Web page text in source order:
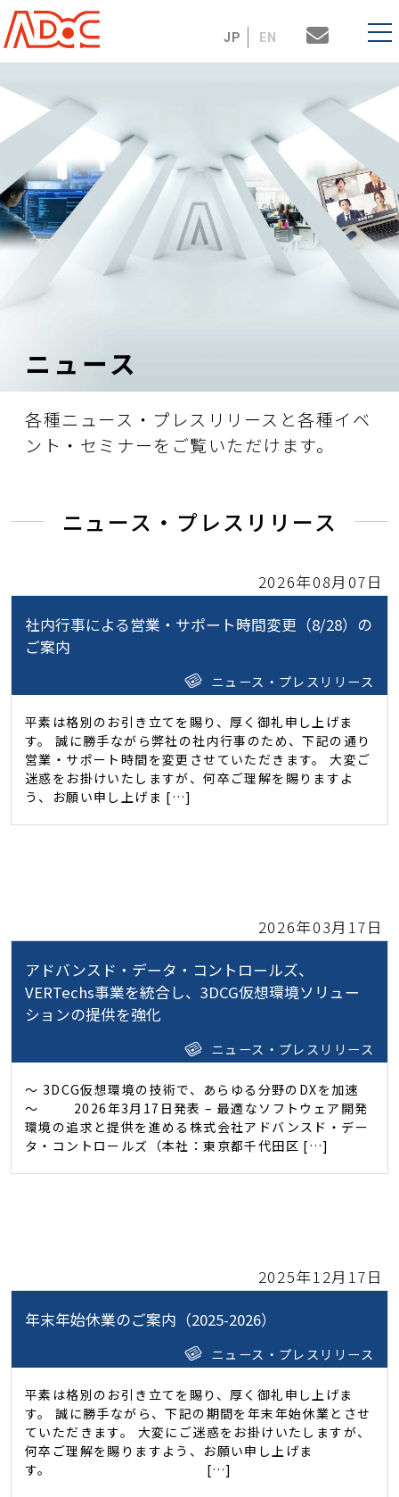
JP EN
ニュース
各種ニュース・プレスリリースと各種イベ
ント・セミナーをご覧いただけます。
ニュース・プレスリリース
2026年08月07日
社内行事による営業・サポート時間変更（8/28）の
ご案内
ニュース・プレスリリース
平素は格別のお引き立てを賜り、厚く御礼申し上げま
す。 誠に勝手ながら弊社の社内行事のため、下記の通り
営業・サポート時間を変更させていただきます。 大変ご
迷惑をお掛けいたしますが、何卒ご理解を賜りますよ
う、お願い申し上げま […]
2026年03月17日
アドバンスド・データ・コントロールズ、
VERTechs事業を統合し、3DCG仮想環境ソリュー
ションの提供を強化
ニュース・プレスリリース
～ 3DCG仮想環境の技術で、あらゆる分野のDXを加速
～ 2026年3月17日発表 – 最適なソフトウェア開発
環境の追求と提供を進める株式会社アドバンスド・デー
タ・コントロールズ（本社：東京都千代田区 […]
2025年12月17日
年末年始休業のご案内（2025-2026）
ニュース・プレスリリース
平素は格別のお引き立てを賜り、厚く御礼申し上げま
す。 誠に勝手ながら、下記の期間を年末年始休業とさせ
ていただきます。 大変にご迷惑をお掛けいたしますが、
何卒ご理解を賜りますよう、お願い申し上げま
す。 […]